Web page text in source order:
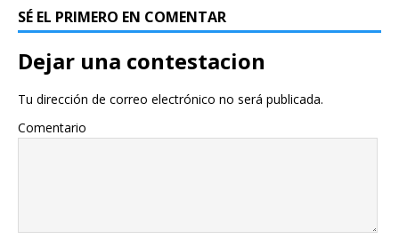
SÉ EL PRIMERO EN COMENTAR
Dejar una contestacion
Tu dirección de correo electrónico no será publicada.
Comentario